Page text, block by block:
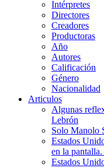
Intérpretes
Directores
Creadores
Productoras
Año
Autores
Calificación
Género
Nacionalidad
Articulos
Algunas
Lebrón
Solo Manolo
Estados
en la
Estados